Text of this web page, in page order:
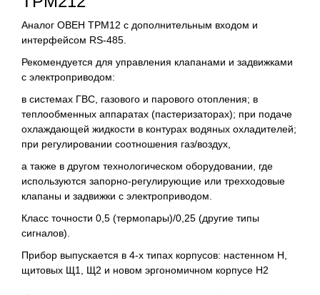
Аналог ОВЕН ТРМ12 с дополнительным входом и
интерфейсом RS-485.
Рекомендуется для управления клапанами и задвижками
с электроприводом:
в системах ГВС, газового и парового отопления; в
теплообменных аппаратах (пастеризаторах); при подаче
охлаждающей жидкости в контурах водяных охладителей;
при регулировании соотношения газ/воздух,
а также в другом технологическом оборудовании, где
используются запорно-регулирующие или трехходовые
клапаны и задвижки с электроприводом.
Класс точности 0,5 (термопары)/0,25 (другие типы
сигналов).
Прибор выпускается в 4-х типах корпусов: настенном Н,
щитовых Щ1, Щ2 и новом эргономичном корпусе Н2